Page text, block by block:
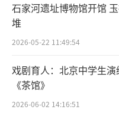
加强户外锻炼
老年人宜散步、慢
步、爬山、打球等
睡早起，保证充足
心态，因势利导，
达的胸襟。
石家河遗址博物馆开馆
堆
2026-05-22 11:49:54
戏剧育人：北京中学生演
《茶馆》
2026-06-02 14:16:51